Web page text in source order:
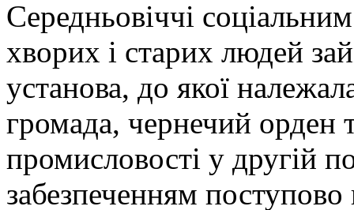
Середньовіччі
хворих і старих людей
установа, до якої
громада, чернечий
промисловості у другій
забезпеченням